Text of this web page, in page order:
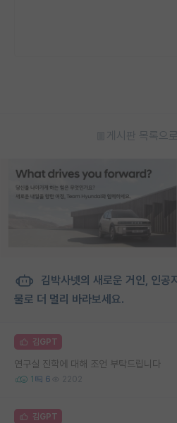
게시판 목록으
김박사넷의 새로운 거인, 인공
물로 더 멀리 바라보세요.
김GPT
연구실 진학에 대해 조언 부탁드립니다
1 6 2202
김GPT